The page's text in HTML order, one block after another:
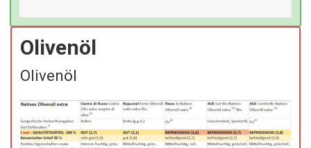
Olivenöl
Olivenöl